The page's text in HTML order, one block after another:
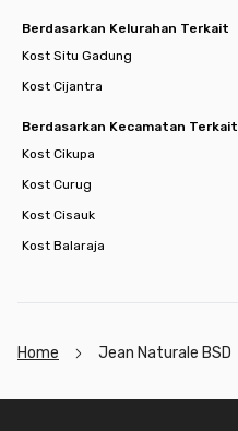
Berdasarkan Kelurahan Terkait
Kost Situ Gadung
Kost Cijantra
Berdasarkan Kecamatan Terkait
Kost Cikupa
Kost Curug
Kost Cisauk
Kost Balaraja
Home Jean Naturale BSD